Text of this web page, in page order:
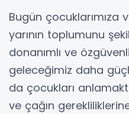
Bugün çocuklarımıza
yarının toplumunu
donanımlı ve
geleceğimiz daha
da çocukları
ve çağın